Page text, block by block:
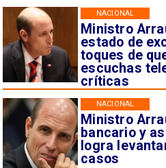
Ministro
estado de
toques de
escuchas
críticas
NACIONAL
Ministro
bancario y
logra
casos
NACIONAL